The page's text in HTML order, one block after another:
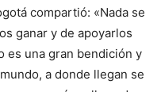
compartió: «Nada se
ganar y de apoyarlos
es una gran bendición y
a donde llegan se